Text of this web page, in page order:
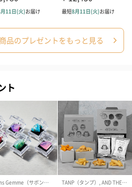
プション情報
ンです。お相手に直接手渡しする場
めです。
品のプレゼントをもっと見る
ト